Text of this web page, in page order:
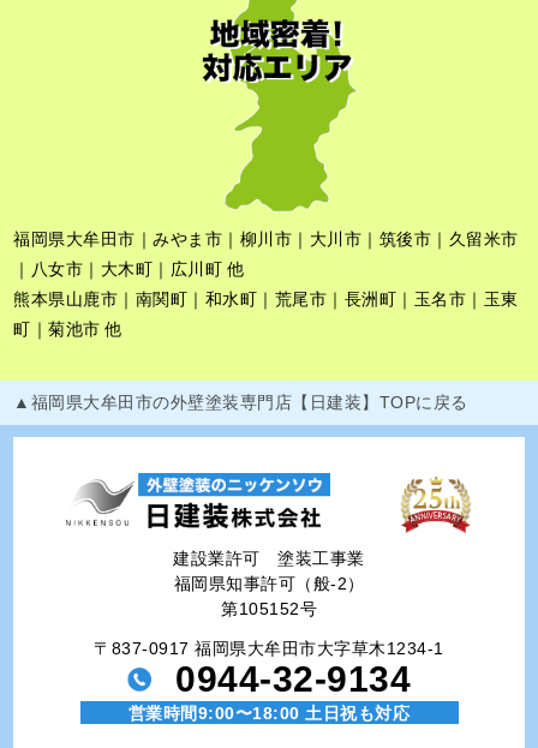
福岡県大牟田市｜みやま市｜柳川市｜大川市｜筑後市｜久留米市
｜八女市｜大木町｜広川町 他
熊本県山鹿市｜南関町｜和水町｜荒尾市｜長洲町｜玉名市｜玉東
町｜菊池市 他
▲福岡県大牟田市の外壁塗装専門店【日建装】TOPに戻る
建設業許可 塗装工事業
福岡県知事許可（般-2）
第105152号
〒837-0917 福岡県大牟田市大字草木1234-1
0944-32-9134
営業時間9:00〜18:00 土日祝も対応